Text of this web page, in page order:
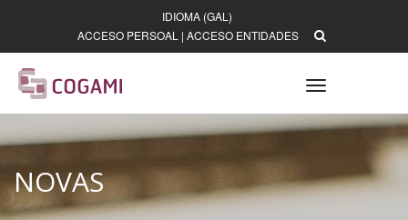
IDIOMA (GAL)
ACCESO PERSOAL | ACCESO ENTIDADES
Toggle
navigation
NOVAS